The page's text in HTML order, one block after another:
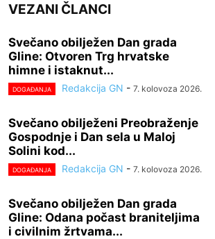
VEZANI ČLANCI
Svečano obilježen Dan grada
Gline: Otvoren Trg hrvatske
himne i istaknut...
DOGAĐANJA Redakcija GN - 7. kolovoza 2026.
Svečano obilježeni Preobraženje
Gospodnje i Dan sela u Maloj
Solini kod...
DOGAĐANJA Redakcija GN - 7. kolovoza 2026.
Svečano obilježen Dan grada
Gline: Odana počast braniteljima
i civilnim žrtvama...